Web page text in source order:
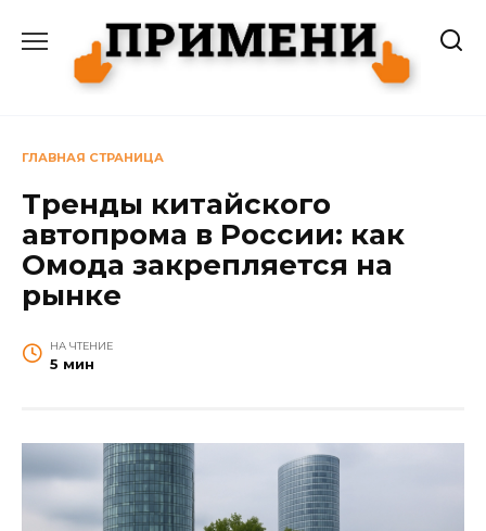
содержанию
ГЛАВНАЯ СТРАНИЦА
Тренды китайского
автопрома в России: как
Омода закрепляется на
рынке
НА ЧТЕНИЕ
5 мин